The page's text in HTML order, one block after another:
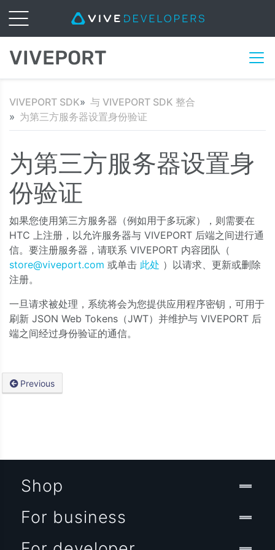
VIVEPORT
VIVEPORT SDK
与 VIVEPORT SDK 整合
为第三方服务器设置身份验证
为第三方服务器设置身
份验证
如果您使用第三方服务器（例如用于多玩家），则需要在
HTC 上注册，以允许服务器与 VIVEPORT 后端之间进行通
信。要注册服务器，请联系 VIVEPORT 内容团队（
store@viveport.com 或单击 此处 ）以请求、更新或删除
注册。
一旦请求被处理，系统将会为您提供应用程序密钥，可用于
刷新 JSON Web Tokens（JWT）并维护与 VIVEPORT 后
端之间经过身份验证的通信。
Previous
Shop
For business